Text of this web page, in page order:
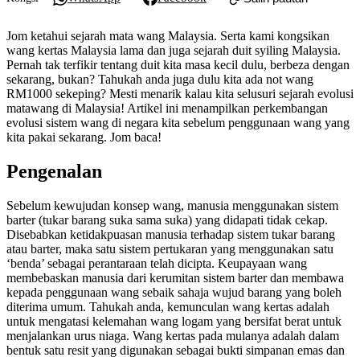
Jom ketahui sejarah mata wang Malaysia. Serta kami kongsikan
wang kertas Malaysia lama dan juga sejarah duit syiling Malaysia.
Pernah tak terfikir tentang duit kita masa kecil dulu, berbeza dengan
sekarang, bukan? Tahukah anda juga dulu kita ada not wang
RM1000 sekeping? Mesti menarik kalau kita selusuri sejarah evolusi
matawang di Malaysia! Artikel ini menampilkan perkembangan
evolusi sistem wang di negara kita sebelum penggunaan wang yang
kita pakai sekarang. Jom baca!
Pengenalan
Sebelum kewujudan konsep wang, manusia menggunakan sistem
barter (tukar barang suka sama suka) yang didapati tidak cekap.
Disebabkan ketidakpuasan manusia terhadap sistem tukar barang
atau barter, maka satu sistem pertukaran yang menggunakan satu
‘benda’ sebagai perantaraan telah dicipta. Keupayaan wang
membebaskan manusia dari kerumitan sistem barter dan membawa
kepada penggunaan wang sebaik sahaja wujud barang yang boleh
diterima umum. Tahukah anda, kemunculan wang kertas adalah
untuk mengatasi kelemahan wang logam yang bersifat berat untuk
menjalankan urus niaga. Wang kertas pada mulanya adalah dalam
bentuk satu resit yang digunakan sebagai bukti simpanan emas dan